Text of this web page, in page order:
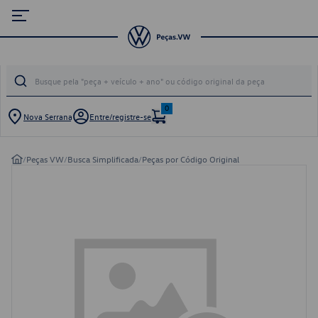
Nova Serrana Entre/registre-se
0
/Peças VW/Busca Simplificada/Peças por Código Original